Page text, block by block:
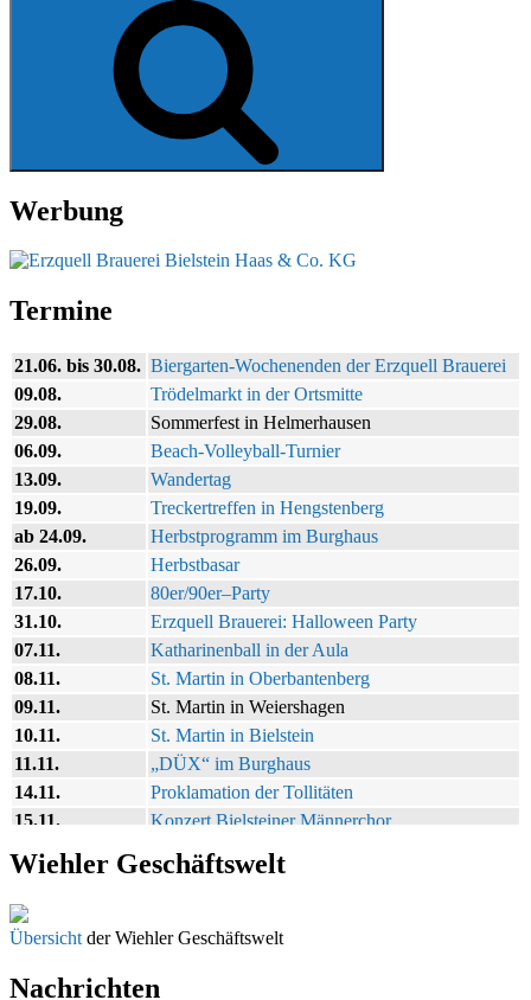
Werbung
Termine
21.06. bis 30.08. Biergarten-Wochenenden der Erzquell Brauerei
09.08.
Trödelmarkt in der Ortsmitte
29.08.
Sommerfest in Helmerhausen
06.09.
Beach-Volleyball-Turnier
13.09.
Wandertag
19.09.
Treckertreffen in Hengstenberg
ab 24.09.
Herbstprogramm im Burghaus
26.09.
Herbstbasar
17.10.
80er/90er–Party
31.10.
Erzquell Brauerei: Halloween Party
07.11.
Katharinenball in der Aula
08.11.
St. Martin in Oberbantenberg
09.11.
St. Martin in Weiershagen
10.11.
St. Martin in Bielstein
11.11.
„DÜX“ im Burghaus
14.11.
Proklamation der Tollitäten
15.11.
Konzert Bielsteiner Männerchor
15.11.
Volkstrauertag am Ehrenmal
27.11.
Anknipsfest an der Oberbantenberger Kirche
29.11.
ab 01.12.
Burghaus im Advent
24.09. bis 10.12. Herbstprogramm Burghaus Bielstein
Wiehler Geschäftswelt
Übersicht der Wiehler Geschäftswelt
Nachrichten